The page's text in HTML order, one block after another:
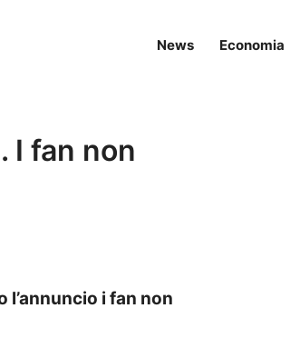
News Economia
I fan non
i fan non